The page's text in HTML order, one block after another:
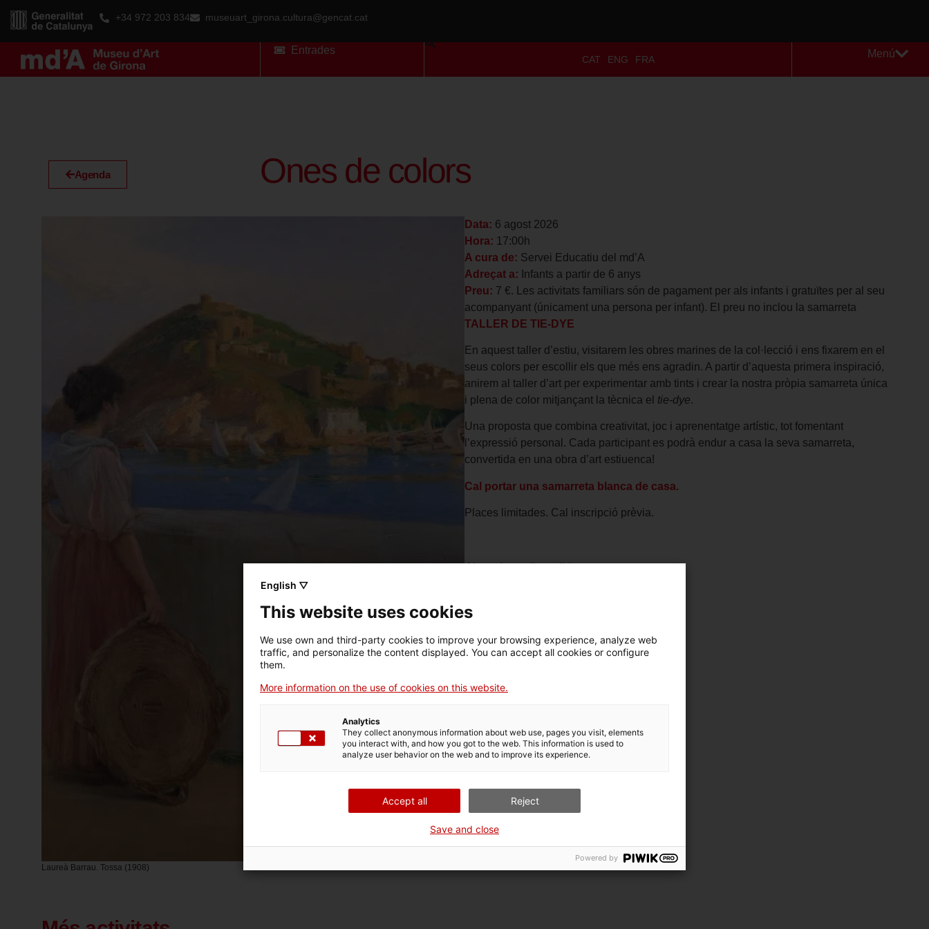
+34 972 203 834 museuart_girona.cultura@gencat.cat
Entrades
CAT ENG FRA
Menú
Agenda Ones de colors
Laureà Barrau. Tossa (1908)
Data: 6 agost 2026
Hora: 17:00h
A cura de: Servei Educatiu del md’A
Adreçat a: Infants a partir de 6 anys
Preu: 7 €. Les activitats familiars són de pagament per als infants i gratuïtes per al seu
acompanyant (únicament una persona per infant). El preu no inclou la samarreta
TALLER DE TIE-DYE
En aquest taller d’estiu, visitarem les obres marines de la col·lecció i ens fixarem en el
seus colors per escollir els que més ens agradin. A partir d’aquesta primera inspiració,
anirem al taller d’art per experimentar amb tints i crear la nostra pròpia samarreta única
i plena de color mitjançant la tècnica el tie-dye.
Una proposta que combina creativitat, joc i aprenentatge artístic, tot fomentant
l’expressió personal. Cada participant es podrà endur a casa la seva samarreta,
convertida en una obra d’art estiuenca!
Cal portar una samarreta blanca de casa.
Places limitades. Cal inscripció prèvia.
Altres dates disponibles:
28 de juliol, a les 17 h
25 d’agost, a les 17 h
English ▽
This website uses cookies
We use own and third-party cookies to improve your browsing experience, analyze web
traffic, and personalize the content displayed. You can accept all cookies or configure
them.
More information on the use of cookies on this website.
Analytics
They collect anonymous information about web use, pages you visit, elements
you interact with, and how you got to the web. This information is used to
analyze user behavior on the web and to improve its experience.
Accept all Reject
Save and close
Powered by